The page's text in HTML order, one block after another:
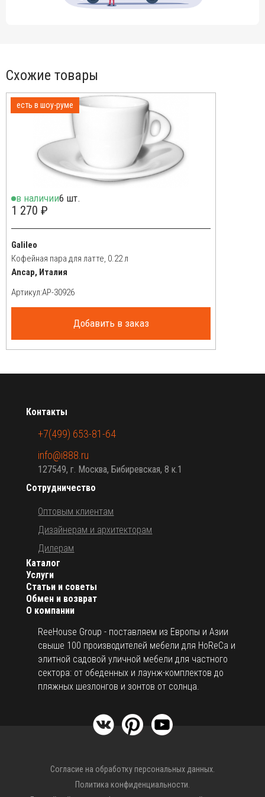
одну кофейную пару.
Схожие товары
есть в шоу-руме
в наличии6 шт.
1 270 ₽
Galileo
Кофейная пара для латте, 0.22 л
Ancap, Италия
Артикул:
Добавить в заказ
О компании
ReeHouse Group - поставляем из Европы и Азии
свыше 100 производителей мебели для HoReCa и
элитной садовой уличной мебели для частного
сектора: от обеденных и лаунж-комплектов до
пляжных шезлонгов и зонтов от солнца.
Каталог
Услуги
Статьи и советы
Обмен и возврат
Сотрудничество
Оптовым клиентам
Дизайнерам и архитекторам
Дилерам
Контакты
+7(499) 653-81-64
info@i888.ru
127549, г. Москва, Бибиревская, 8 к.1
Согласие на обработку персональных данных.
Политика конфиденциальности.